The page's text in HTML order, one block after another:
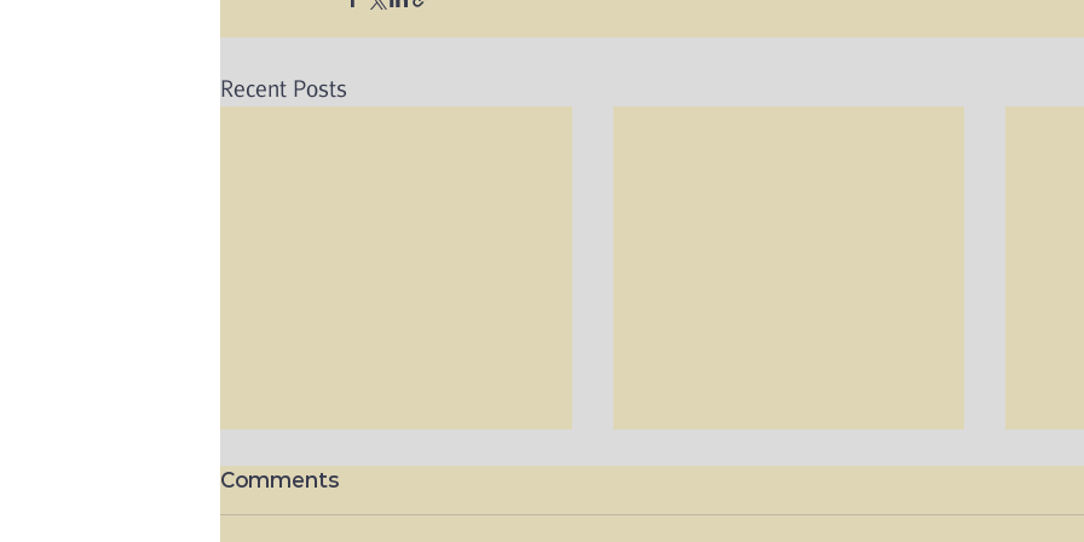
Recent Posts
Comments